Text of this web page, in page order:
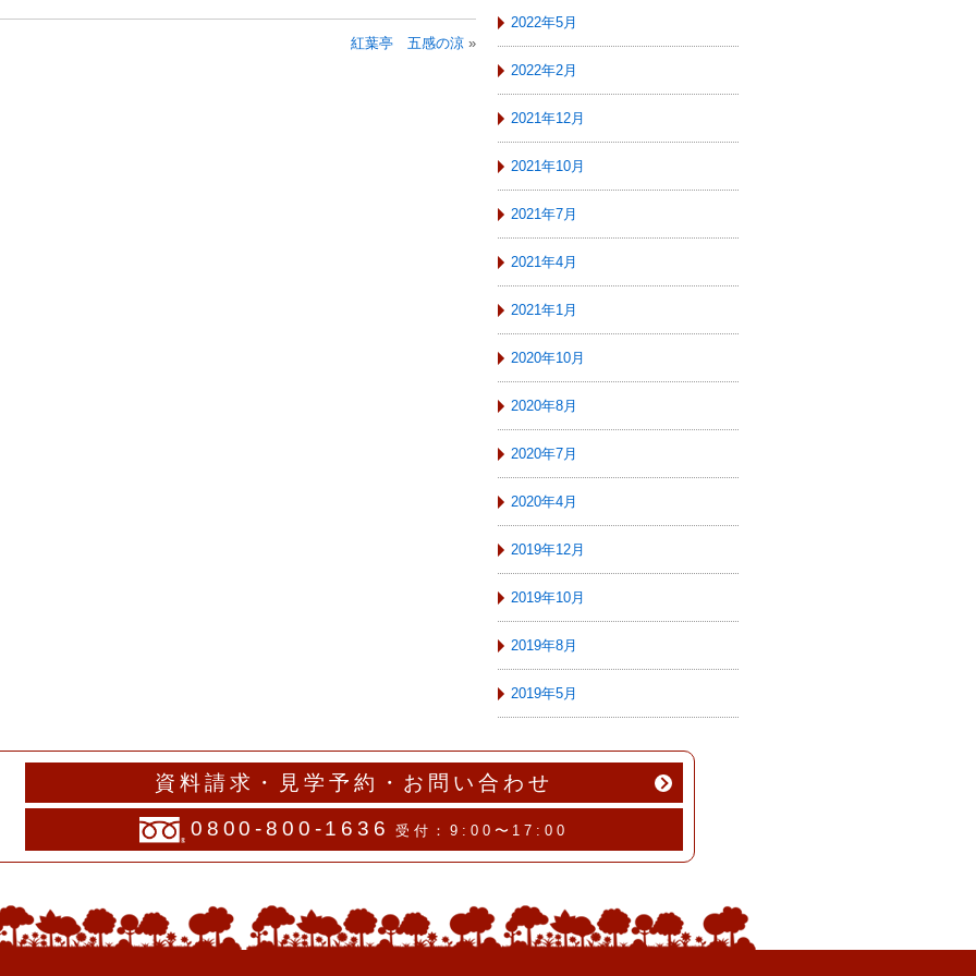
紅葉亭 五感の涼»
2022年5月
2022年2月
2021年12月
2021年10月
2021年7月
2021年4月
2021年1月
2020年10月
2020年8月
2020年7月
2020年4月
2019年12月
2019年10月
2019年8月
2019年5月
資料請求・見学予約・お問い合わせ
0800-800-1636
受付：9:00〜17:00